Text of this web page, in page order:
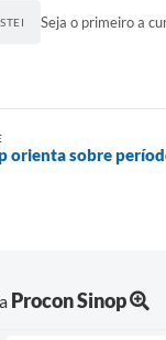
Seja o primeiro a
orienta sobre
Procon Sinop